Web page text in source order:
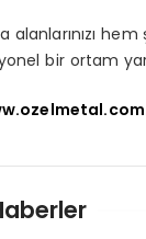
alanlarınızı
bir ortam